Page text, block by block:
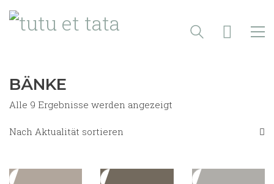
BÄNKE
Alle 9 Ergebnisse werden angezeigt
Nach Aktualität sortieren